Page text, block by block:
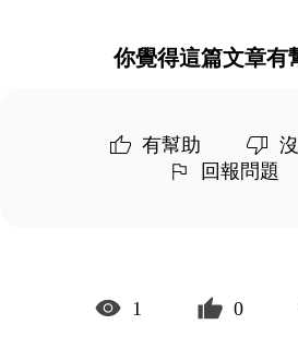
你覺得這篇文章有
有幫助
回報問題
1 0